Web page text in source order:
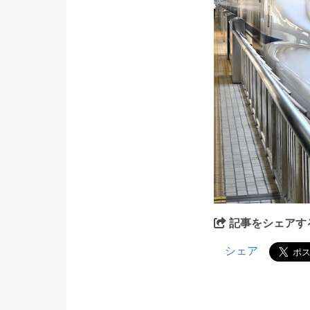
記事をシェアす
シェア